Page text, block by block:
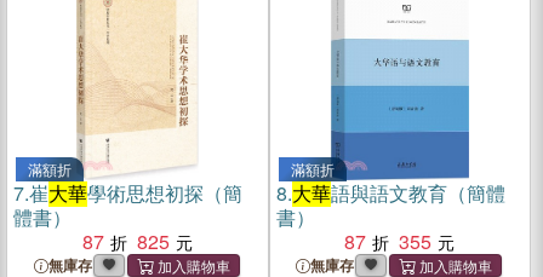
滿額折
7.崔大華學術思想初探（簡
體書）
87
825
無庫存
滿額折
8.大華語與語文教育（簡體
書）
87
355
無庫存